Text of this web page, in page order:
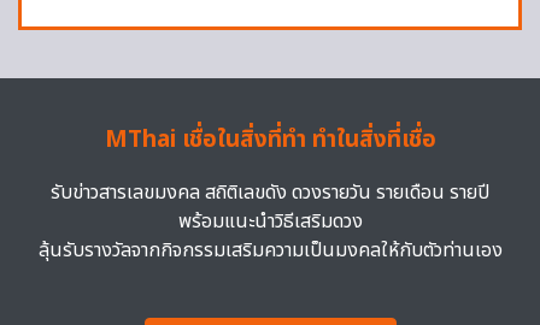
MThai เชื่อในสิ่งที่ทำ ทำในสิ่งที่เชื่อ
รับข่าวสารเลขมงคล สถิติเลขดัง ดวงรายวัน รายเดือน รายปี
พร้อมแนะนำวิธีเสริมดวง
ลุ้นรับรางวัลจากกิจกรรมเสริมความเป็นมงคลให้กับตัวท่านเอง